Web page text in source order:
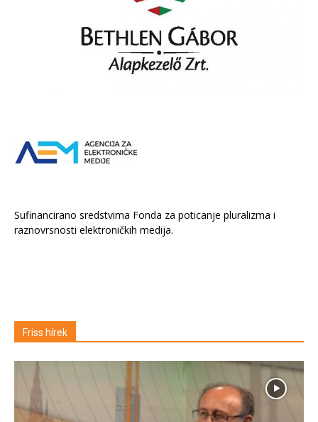
Sufinancirano sredstvima Fonda za poticanje pluralizma i
raznovrsnosti elektroničkih medija.
Friss hírek